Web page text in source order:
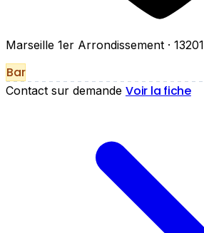
Marseille 1er Arrondissement · 13201
Bar
Contact sur demande Voir la fiche